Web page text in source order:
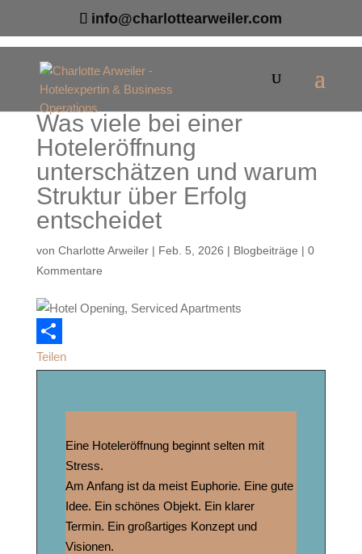
info@charlottearweiler.com
Was viele bei einer
Hoteleröffnung
unterschätzen und warum
Struktur über Erfolg
entscheidet
von Charlotte Arweiler| Feb. 5, 2026 | Blogbeiträge | 0
Kommentare
Teilen
Eine Hoteleröffnung beginnt selten mit
Stress.
Am Anfang ist da meist Euphorie. Eine gute
Idee. Ein schönes Objekt. Ein klarer
Termin. Ein großartiges Konzept und
Visionen.